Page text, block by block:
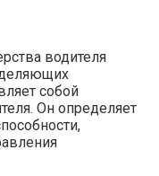
водителя
собой
Он определяет